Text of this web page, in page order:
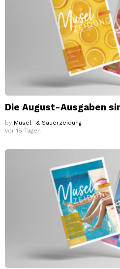
Die August-Ausgaben
by Musel- & Sauerzeidung
vor 18 Tagen